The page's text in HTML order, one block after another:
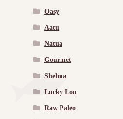
Oasy
Aatu
Natua
Gourmet
Shelma
Lucky Lou
Raw Paleo